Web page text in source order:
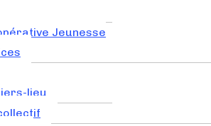
Jeunesse
lieu